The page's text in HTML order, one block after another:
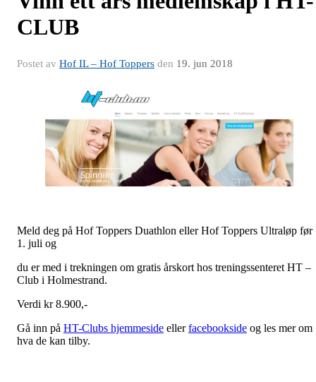
CLUB
Postet av Hof IL – Hof Toppers den 19. jun 2018
Meld deg på Hof Toppers Duathlon eller Hof Toppers Ultraløp før
1. juli og
du er med i trekningen om gratis årskort hos treningssenteret HT –
Club i Holmestrand.
Verdi kr 8.900,-
Gå inn på HT-Clubs hjemmeside ellerfacebookside og les mer om
hva de kan tilby.